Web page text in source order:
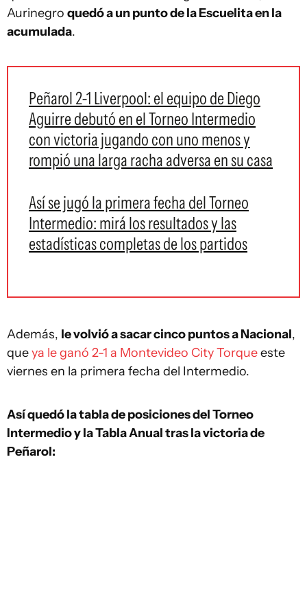
Aurinegro quedó a un punto de la Escuelita en la
acumulada.
Peñarol 2-1 Liverpool: el equipo de Diego
Aguirre debutó en el Torneo Intermedio
con victoria jugando con uno menos y
rompió una larga racha adversa en su casa
Así se jugó la primera fecha del Torneo
Intermedio: mirá los resultados y las
estadísticas completas de los partidos
Además, le volvió a sacar cinco puntos a Nacional,
queya le ganó 2-1 a Montevideo City Torqueeste
viernes en la primera fecha del Intermedio.
Así quedó la tabla de posiciones del Torneo
Intermedio y la Tabla Anual tras la victoria de
Peñarol: